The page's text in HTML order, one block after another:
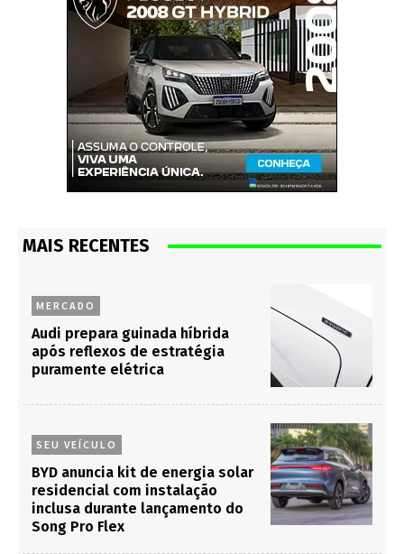
MAIS RECENTES
MERCADO
Audi prepara guinada híbrida
após reflexos de estratégia
puramente elétrica
SEU VEÍCULO
BYD anuncia kit de energia solar
residencial com instalação
inclusa durante lançamento do
Song Pro Flex